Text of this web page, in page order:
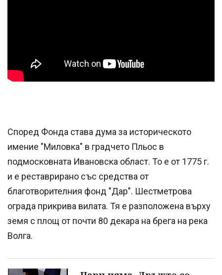
Според Фонда става дума за историческото
имение "Миловка" в градчето Пльос в
подмосковната Ивановска област. То е от 1775 г.
и е реставрирано със средства от
благотворителния фонд "Дар". Шестметрова
ограда прикрива вилата. Тя е разположена върху
земя с площ от почти 80 декара на брега на река
Волга.